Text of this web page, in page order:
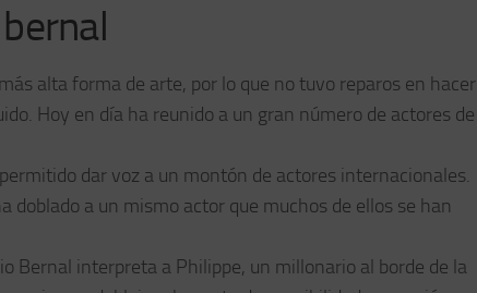
alta forma de arte, por lo que no tuvo reparos en hacer
Hoy en día ha reunido a un gran número de actores de
dar voz a un montón de actores internacionales.
doblado a un mismo actor que muchos de ellos se han
Bernal interpreta a Philippe, un millonario al borde de la